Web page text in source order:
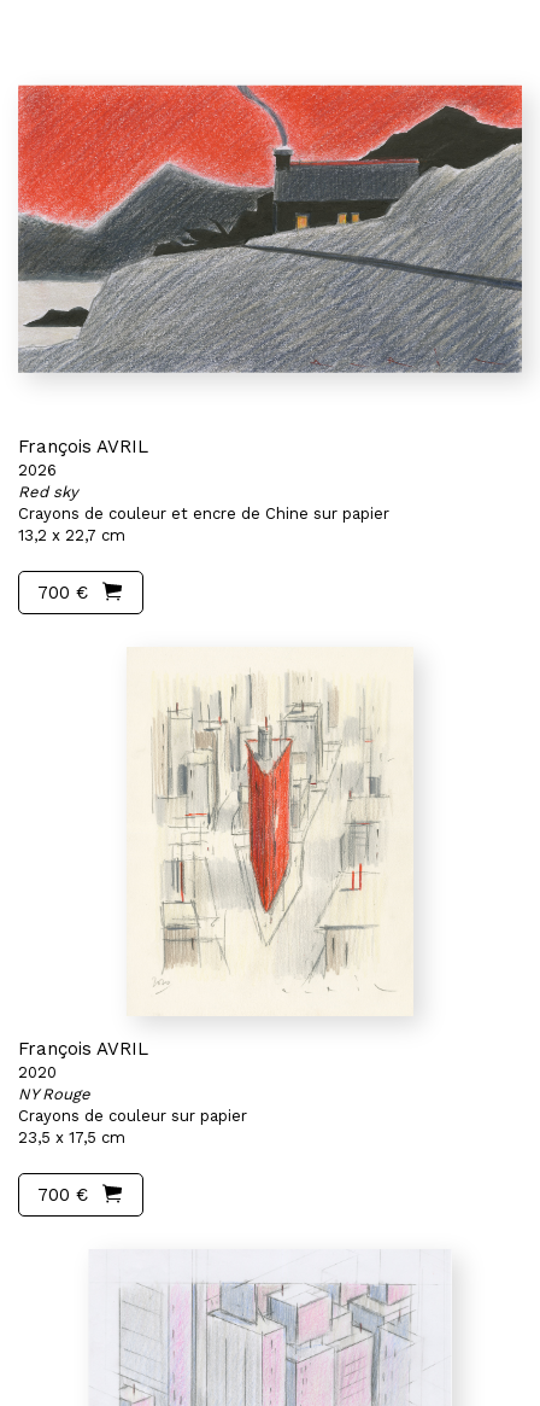
François AVRIL
2026
Red sky
Crayons de couleur et encre de Chine sur papier
13,2 x 22,7 cm
700 €
François AVRIL
2020
NY Rouge
Crayons de couleur sur papier
23,5 x 17,5 cm
700 €